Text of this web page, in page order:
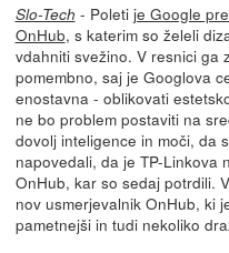
Slo-Tech - Poleti je Google
OnHub, s katerim so želeli
vdahniti svežino. V resnici ga
pomembno, saj je Googlova
enostavna - oblikovati
ne bo problem postaviti na
dovolj inteligence in moči, da
napovedali, da je TP-Linkova
OnHub, kar so sedaj potrdili.
nov usmerjevalnik OnHub, ki
pametnejši in tudi nekoliko